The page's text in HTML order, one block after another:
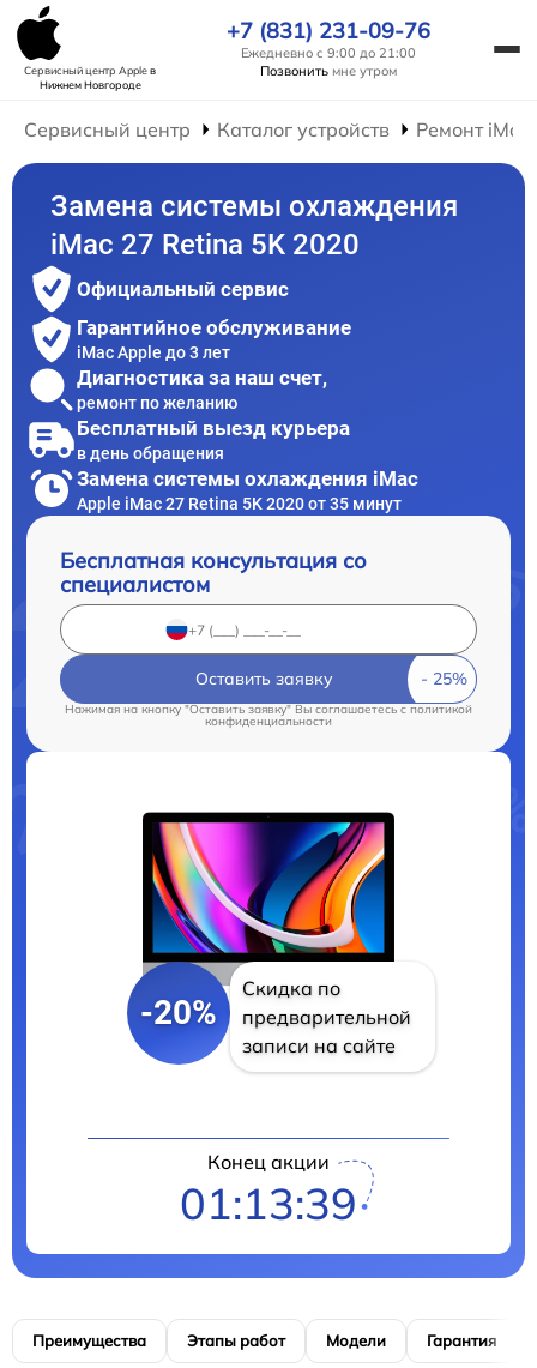
Сервисный центр Appleв
Нижнем Новгороде
+7 (831) 231-09-76
Ежедневно с 9:00 до 21:00
Позвонить мне утром
Сервисный центр Каталог устройств Ремонт iMac
Замена системы охлаждения
iMac 27 Retina 5K 2020
Официальный сервис
Гарантийное обслуживание
iMac Apple до 3 лет
Диагностика за наш счет,
ремонт по желанию
Бесплатный выезд курьера
в день обращения
Замена системы охлаждения iMac
Apple iMac 27 Retina 5K 2020 от 35 минут
Бесплатная консультация со
специалистом
Оставить заявку
Нажимая на кнопку "Оставить заявку" Вы соглашаетесь cполитикой
конфиденциальности
-20%
Скидка по
предварительной
записи на сайте
Конец акции
01:13:38
Преимущества Этапы работ Модели Гарантия